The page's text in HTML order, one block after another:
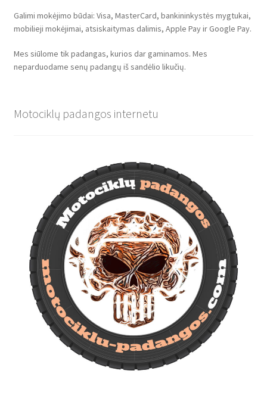
Galimi mokėjimo būdai: Visa, MasterCard, bankininkystės mygtukai,
mobilieji mokėjimai, atsiskaitymas dalimis, Apple Pay ir Google Pay.
Mes siūlome tik padangas, kurios dar gaminamos. Mes
neparduodame senų padangų iš sandėlio likučių.
Motociklų padangos internetu